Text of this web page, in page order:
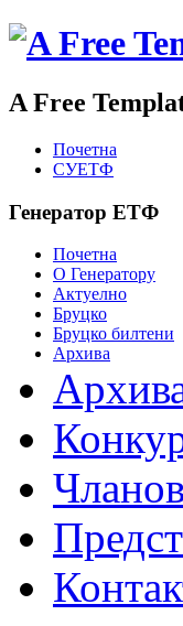
A Free
Почетна
СУЕТФ
Генератор ЕТФ
Почетна
О Генератору
Актуелно
Бруцко
Бруцко билтени
Архива